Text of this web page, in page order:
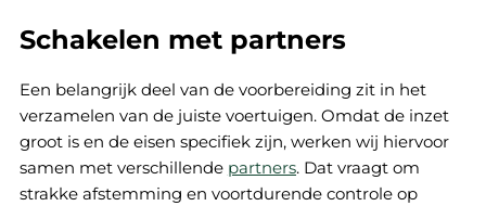
Schakelen met partners
Een belangrijk deel van de voorbereiding zit in het
verzamelen van de juiste voertuigen. Omdat de inzet
groot is en de eisen specifiek zijn, werken wij hiervoor
samen met verschillende partners. Dat vraagt om
strakke afstemming en voortdurende controle op